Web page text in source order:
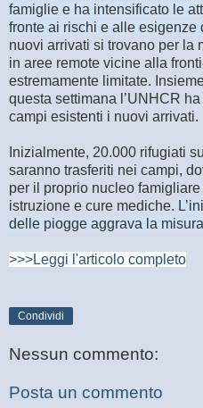
famiglie e ha intensificato le
fronte ai rischi e alle
nuovi arrivati si trovano per la
in aree remote vicine alla
estremamente limitate.
questa settimana l’UNHCR
campi esistenti i nuovi arrivati.
Inizialmente, 20.000 rifugiati
saranno trasferiti nei campi,
per il proprio nucleo
istruzione e cure mediche.
delle piogge aggrava la
>>>Leggi l'articolo completo
Condividi
Nessun commento:
Posta un commento